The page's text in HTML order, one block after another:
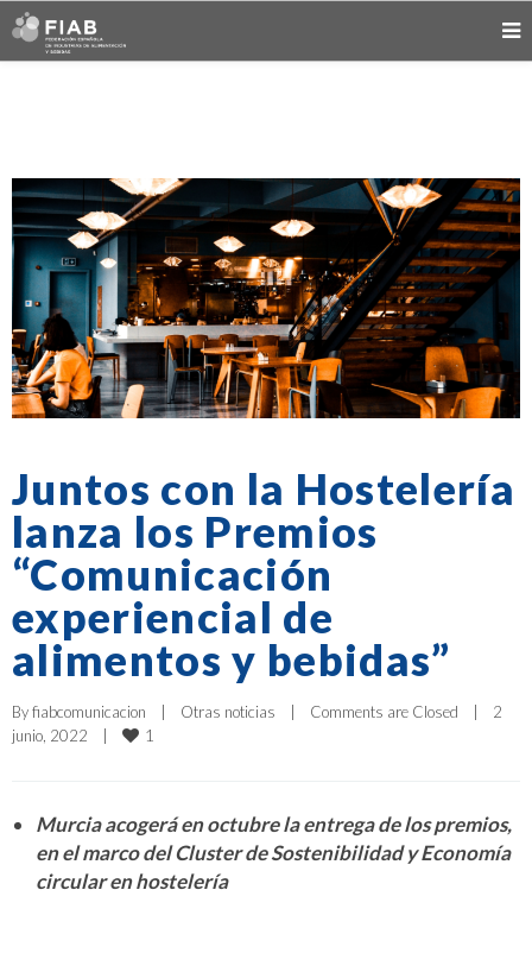
Juntos con la Hostelería
lanza los Premios
“Comunicación
experiencial de
alimentos y bebidas”
By fiabcomunicacion Otras noticias Comments are Closed
2
junio, 2022
1
Murcia acogerá en octubre la entrega de los premios,
en el marco del Cluster de Sostenibilidad y Economía
circular en hostelería